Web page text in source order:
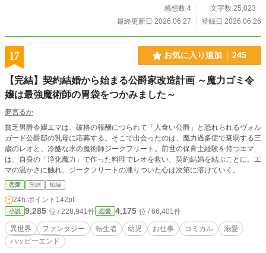
感想数 4
文字数 25,023
最終更新日 2026.06.27
登録日 2026.06.26
17 お気に入り追加 245
【完結】契約結婚から始まる公爵家改造計画 ～魔力ゴミ令
嬢は最強魔術師の胃袋をつかみました～
夢宮るか
貧乏男爵令嬢エマは、破格の報酬につられて「人食い公爵」と恐れられるヴォル
ガード公爵邸の乳母に応募する。そこで出会ったのは、魔力過多症で衰弱する三
歳のレオと、冷酷な氷の魔術師ジークフリート。前世の保育士経験を持つエマ
は、自身の「浄化魔力」で作った料理でレオを救い、契約結婚を結ぶことに。エ
マの温かさに触れ、ジークフリートの凍りついた心は次第に溶けていく。
恋愛 完結 短編
24h.ポイント 142pt
小説 9,285 位 / 228,941件 恋愛 4,175 位 / 66,401件
異世界 ファンタジー 転生者 幼児 お仕事 コミカル
溺愛
ハッピーエンド